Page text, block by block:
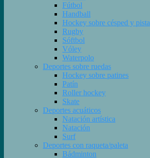
Fútbol
Handball
Hockey sobre césped y pista
Rugby
Sóftbol
Vóley
Waterpolo
Deportes sobre ruedas
Hockey sobre patines
Patín
Roller hockey
Skate
Deportes acuáticos
Natación artística
Natación
Surf
Deportes con raqueta/paleta
Bádminton